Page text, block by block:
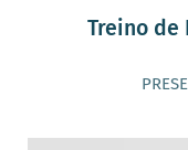
Treino de